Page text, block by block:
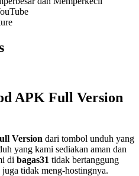
APK Full Version
Version dari tombol unduh yang
yang kami sediakan aman dan
di bagas31 tidak bertanggung
tidak meng-hostingnya.